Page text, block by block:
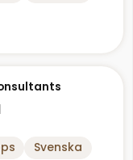
Svenska